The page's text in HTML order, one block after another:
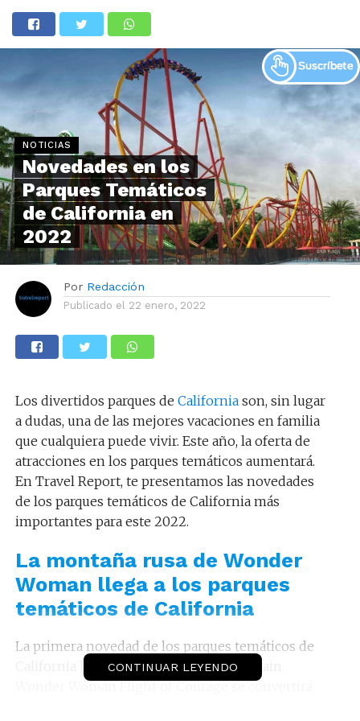
NOTICIAS
Novedades en los
Parques Temáticos
de California en
2022
Por Redacción
Publicado el 22 enero, 2022
Los divertidos parques de Californiason, sin lugar
a dudas, una de las mejores vacaciones en familia
que cualquiera puede vivir. Este año, la oferta de
atracciones en los parques temáticos aumentará.
En Travel Report, te presentamos las novedades
de los parques temáticos de California más
importantes para este 2022.
La montaña rusa de Wonder
Woman llega a los parques
temáticos de California
La primera novedad de los parques temáticos de
California llega a Six Flags Magic Mountain.
Wonder Woman Flight of Courage se convertirá
CONTINUAR LEYENDO